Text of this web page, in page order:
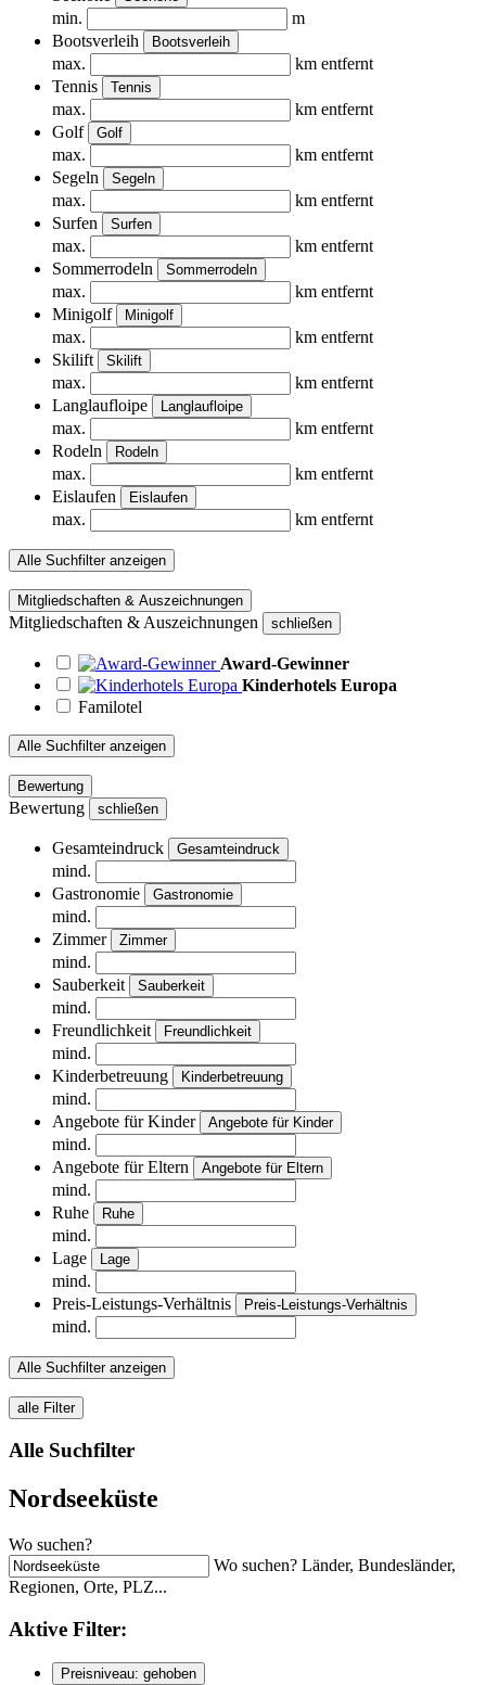
min.
m
Bootsverleih
Bootsverleih
max.
km entfernt
Tennis
Tennis
max.
km entfernt
Golf
Golf
max.
km entfernt
Segeln
Segeln
max.
km entfernt
Surfen
Surfen
max.
km entfernt
Sommerrodeln
Sommerrodeln
max.
km entfernt
Minigolf
Minigolf
max.
km entfernt
Skilift
Skilift
max.
km entfernt
Langlaufloipe
Langlaufloipe
max.
km entfernt
Rodeln
Rodeln
max.
km entfernt
Eislaufen
Eislaufen
max. km entfernt
Alle Suchfilter anzeigen
Mitgliedschaften & Auszeichnungen
Mitgliedschaften & Auszeichnungen schließen
Award-Gewinner
Kinderhotels Europa
Familotel
Alle Suchfilter anzeigen
Bewertung
Bewertung schließen
Gesamteindruck Gesamteindruck
mind.
Gastronomie
Gastronomie
mind.
Zimmer
Zimmer
mind.
Sauberkeit
Sauberkeit
mind.
Freundlichkeit
Freundlichkeit
mind.
Kinderbetreuung
Kinderbetreuung
mind.
Angebote für Kinder
Angebote für Kinder
mind.
Angebote für Eltern
Angebote für Eltern
mind.
Ruhe
Ruhe
mind.
Lage
Lage
mind.
Preis-Leistungs-Verhältnis
Preis-Leistungs-Verhältnis
mind.
Alle Suchfilter anzeigen
alle Filter
Alle Suchfilter
Nordseeküste
Wo suchen?
Wo suchen? Länder, Bundesländer,
Regionen, Orte, PLZ...
Aktive Filter:
Preisniveau: gehoben